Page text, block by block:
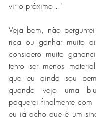
vir o próximo..."
Veja bem, não
rica ou ganhar muito
considero muito
tento ser menos
que eu ainda sou
quando vejo uma
paquerei finalmente
eu já acho que é um